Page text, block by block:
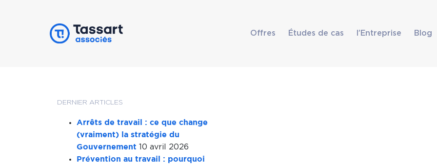
Offres Études de cas l’Entreprise Blog
DERNIER ARTICLES
Arrêts de travail : ce que change
(vraiment) la stratégie du
Gouvernement 10 avril 2026
Prévention au travail : pourquoi